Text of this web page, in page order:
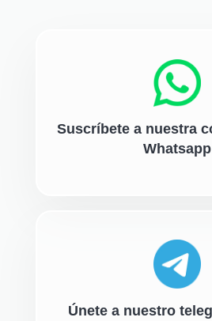
Suscríbete a nuestra
Whatsapp
Únete a nuestro